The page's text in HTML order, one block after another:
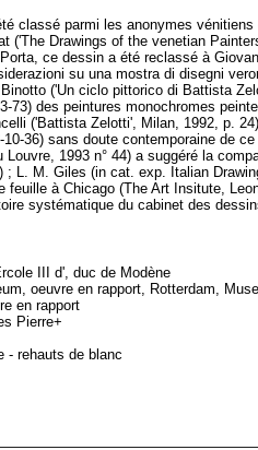
classé parmi les anonymes
('The Drawings of the venetian
ce dessin a été reclassé à
su una mostra di disegni
('Un ciclo pittorico di Battista
73) des peintures monochromes
('Battista Zelotti', Milan, 1992, p.
36) sans doute contemporaine de
1993 n° 44) a suggéré la
L. M. Giles (in cat. exp. Italian
à Chicago (The Art Insitute,
systématique du cabinet des
III d', duc de Modène
oeuvre en rapport, Rotterdam,
en rapport
Pierre+
- rehauts de blanc